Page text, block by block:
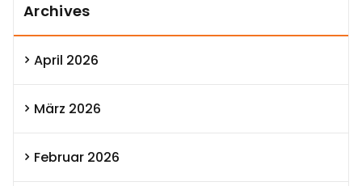
Archives
April 2026
März 2026
Februar 2026